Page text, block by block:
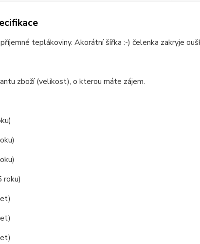
teplákoviny. Akorátní šířka :-) čelenka zakryje
zboží (velikost), o kterou máte zájem.
roku)